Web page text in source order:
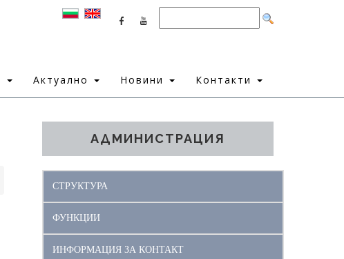
Актуално Новини Контакти
АДМИНИСТРАЦИЯ
СТРУКТУРА
ФУНКЦИИ
ИНФОРМАЦИЯ ЗА КОНТАКТ